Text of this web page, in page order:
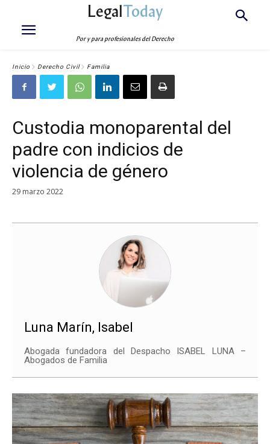
LegalToday
Por y para profesionales del Derecho
Inicio Derecho Civil Familia
Custodia monoparental del
padre con indicios de
violencia de género
29 marzo 2022
Luna Marín, Isabel
Abogada fundadora del Despacho ISABEL LUNA –
Abogados de Familia